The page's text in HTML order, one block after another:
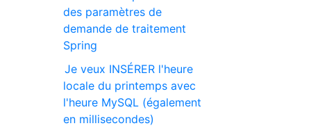
des paramètres de
demande de traitement
Spring
Je veux INSÉRER l'heure
locale du printemps avec
l'heure MySQL (également
en millisecondes)